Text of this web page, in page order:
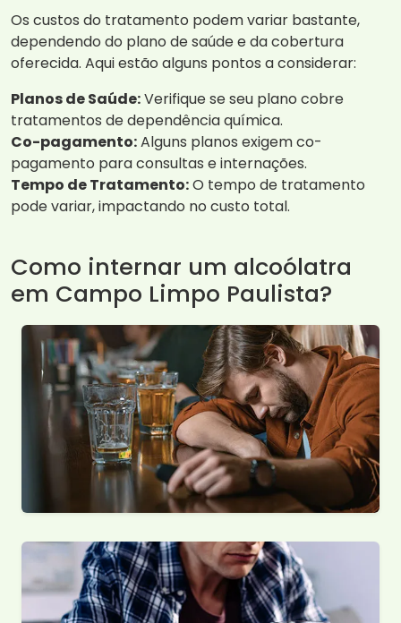
Os custos do tratamento podem variar bastante,
dependendo do plano de saúde e da cobertura
oferecida. Aqui estão alguns pontos a considerar:
Planos de Saúde:Verifique se seu plano cobre
tratamentos de dependência química.
Co-pagamento:Alguns planos exigem co-
pagamento para consultas e internações.
Tempo de Tratamento:O tempo de tratamento
pode variar, impactando no custo total.
Como internar um alcoólatra
em Campo Limpo Paulista?